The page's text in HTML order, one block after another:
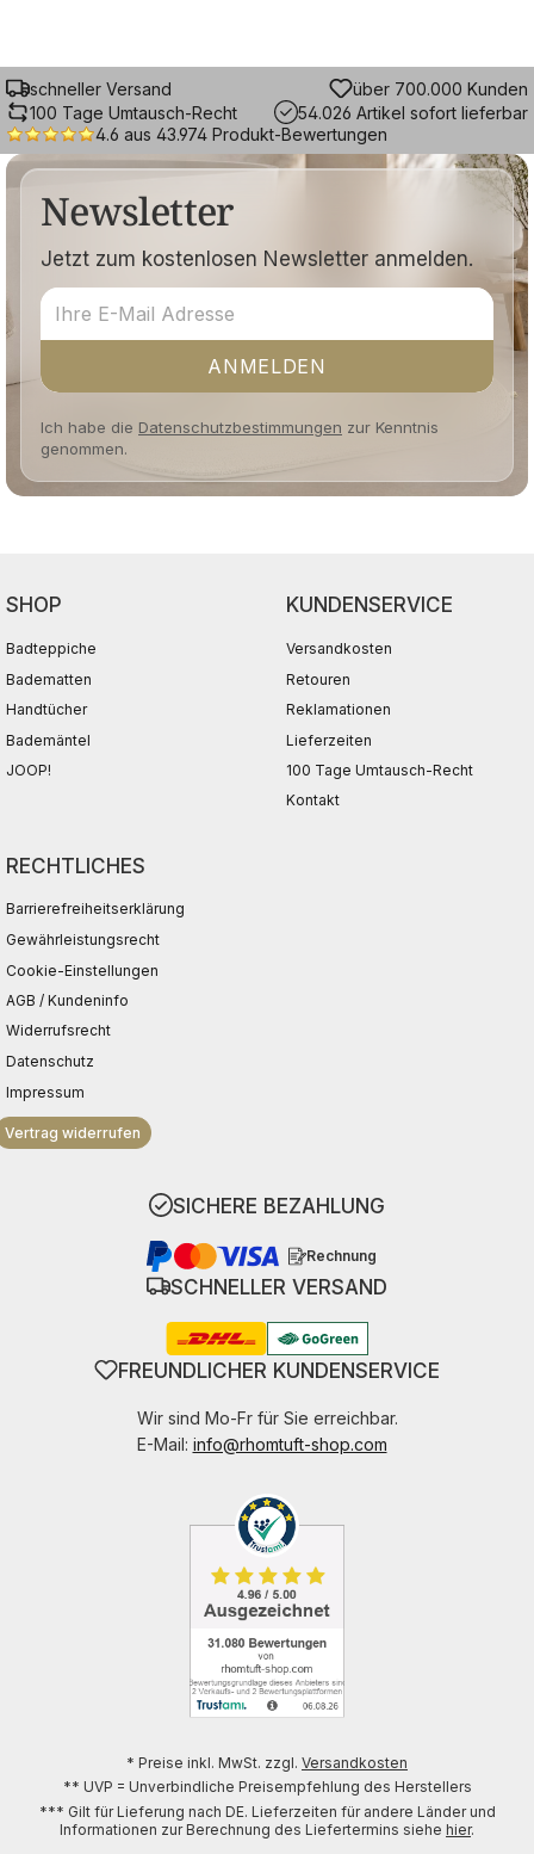
schneller Versand
über 700.000 Kunden
100 Tage Umtausch-Recht
54.026 Artikel sofort lieferbar
4.6 aus 43.974 Produkt-Bewertungen
Newsletter
Jetzt zum kostenlosen Newsletter anmelden.
ANMELDEN
Ich habe die Datenschutzbestimmungen zur Kenntnis
genommen.
SHOP
Badteppiche
Badematten
Handtücher
Bademäntel
JOOP!
KUNDENSERVICE
Versandkosten
Retouren
Reklamationen
Lieferzeiten
100 Tage Umtausch-Recht
Kontakt
RECHTLICHES
Barrierefreiheitserklärung
Gewährleistungsrecht
Cookie-Einstellungen
AGB / Kundeninfo
Widerrufsrecht
Datenschutz
Impressum
Vertrag widerrufen
SICHERE BEZAHLUNG
Rechnung
SCHNELLER VERSAND
FREUNDLICHER KUNDENSERVICE
Wir sind Mo-Fr für Sie erreichbar.
E-Mail: info@rhomtuft-shop.com
* Preise inkl. MwSt. zzgl. Versandkosten
** UVP = Unverbindliche Preisempfehlung des Herstellers
*** Gilt für Lieferung nach DE. Lieferzeiten für andere Länder und
Informationen zur Berechnung des Liefertermins siehe hier.